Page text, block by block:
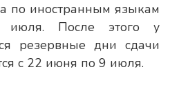
по иностранным языкам
После этого у
резервные дни сдачи
с 22 июня по 9 июля.